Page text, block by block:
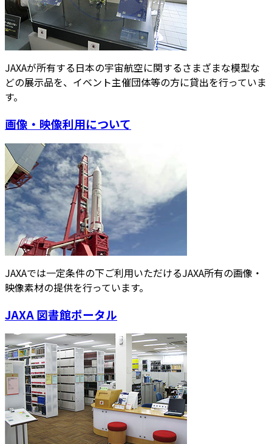
JAXAが所有する日本の宇宙航空に関するさまざまな模型な
どの展示品を、イベント主催団体等の方に貸出を行っていま
す。
画像・映像利用について
JAXAでは一定条件の下ご利用いただけるJAXA所有の画像・
映像素材の提供を行っています。
JAXA 図書館ポータル